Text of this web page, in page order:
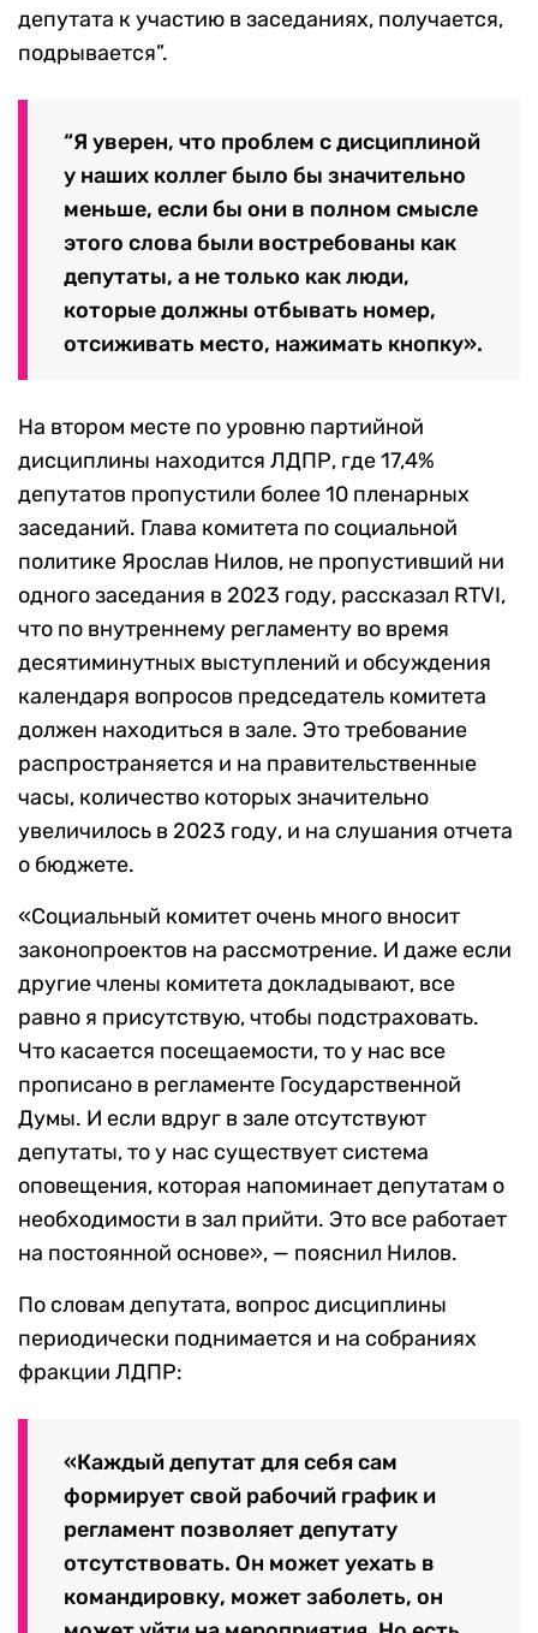
депутата к участию в заседаниях, получается,
подрывается”.
“Я уверен, что проблем с дисциплиной
у наших коллег было бы значительно
меньше, если бы они в полном смысле
этого слова были востребованы как
депутаты, а не только как люди,
которые должны отбывать номер,
отсиживать место, нажимать кнопку».
На втором месте по уровню партийной
дисциплины находится ЛДПР, где 17,4%
депутатов пропустили более 10 пленарных
заседаний. Глава комитета по социальной
политике Ярослав Нилов, не пропустивший ни
одного заседания в 2023 году, рассказал RTVI,
что по внутреннему регламенту во время
десятиминутных выступлений и обсуждения
календаря вопросов председатель комитета
должен находиться в зале. Это требование
распространяется и на правительственные
часы, количество которых значительно
увеличилось в 2023 году, и на слушания отчета
о бюджете.
«Социальный комитет очень много вносит
законопроектов на рассмотрение. И даже если
другие члены комитета докладывают, все
равно я присутствую, чтобы подстраховать.
Что касается посещаемости, то у нас все
прописано в регламенте Государственной
Думы. И если вдруг в зале отсутствуют
депутаты, то у нас существует система
оповещения, которая напоминает депутатам о
необходимости в зал прийти. Это все работает
на постоянной основе», — пояснил Нилов.
По словам депутата, вопрос дисциплины
периодически поднимается и на собраниях
фракции ЛДПР:
«Каждый депутат для себя сам
формирует свой рабочий график и
регламент позволяет депутату
отсутствовать. Он может уехать в
командировку, может заболеть, он